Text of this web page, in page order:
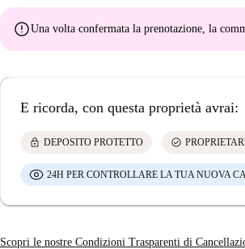
errorUna volta confermata la prenotazione, la
E ricorda, con questa proprietà avrai:
lock DEPOSITO PROTETTO check_circle
24H PER CONTROLLARE LA TUA NUOVA
Scopri le nostre Condizioni Trasparenti di